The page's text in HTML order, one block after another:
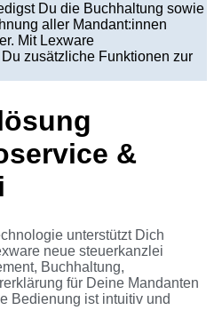
Du die Buchhaltung sowie
aller Mandant:innen
Mit Lexware
zusätzliche Funktionen zur
&
unterstützt Dich
neue steuerkanzlei
Buchhaltung,
für Deine Mandanten
Bedienung ist intuitiv und